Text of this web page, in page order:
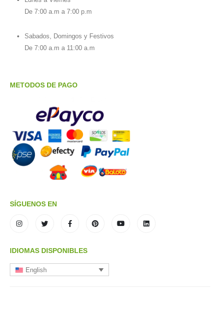
De 7:00 a.m a 7:00 p.m
Sabados, Domingos y Festivos
De 7:00 a.m a 11:00 a.m
METODOS DE PAGO
SÍGUENOS EN
IDIOMAS DISPONIBLES
English